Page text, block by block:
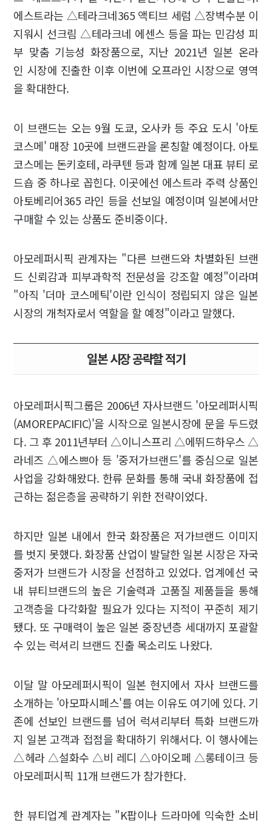
에스트라는 △테라크네365 액티브 세럼 △장벽수분 이
지워시 선크림 △테라크네 에센스 등을 파는 민감성 피
부 맞춤 기능성 화장품으로, 지난 2021년 일본 온라
인 시장에 진출한 이후 이번에 오프라인 시장으로 영역
을 확대한다.
이 브랜드는 오는 9월 도쿄, 오사카 등 주요 도시 '아토
코스메' 매장 10곳에 브랜드관을 론칭할 예정이다. 아토
코스메는 돈키호테, 라쿠텐 등과 함께 일본 대표 뷰티 로
드숍 중 하나로 꼽힌다. 이곳에선 에스트라 주력 상품인
아토베리어365 라인 등을 선보일 예정이며 일본에서만
구매할 수 있는 상품도 준비중이다.
아모레퍼시픽 관계자는 "다른 브랜드와 차별화된 브랜
드 신뢰감과 피부과학적 전문성을 강조할 예정"이라며
"아직 '더마 코스메틱'이란 인식이 정립되지 않은 일본
시장의 개척자로서 역할을 할 예정"이라고 말했다.
일본 시장 공략할 적기
아모레퍼시픽그룹은 2006년 자사브랜드 '아모레퍼시픽
(AMOREPACIFIC)'을 시작으로 일본시장에 문을 두드렸
다. 그 후 2011년부터 △이니스프리 △에뛰드하우스 △
라네즈 △에스쁘아 등 '중저가브랜드'를 중심으로 일본
사업을 강화해왔다. 한류 문화를 통해 국내 화장품에 접
근하는 젊은층을 공략하기 위한 전략이었다.
하지만 일본 내에서 한국 화장품은 저가브랜드 이미지
를 벗지 못했다. 화장품 산업이 발달한 일본 시장은 자국
중저가 브랜드가 시장을 선점하고 있었다. 업계에선 국
내 뷰티브랜드의 높은 기술력과 고품질 제품들을 통해
고객층을 다각화할 필요가 있다는 지적이 꾸준히 제기
됐다. 또 구매력이 높은 일본 중장년층 세대까지 포괄할
수 있는 럭셔리 브랜드 진출 목소리도 나왔다.
이달 말 아모레퍼시픽이 일본 현지에서 자사 브랜드를
소개하는 '아모파시페스'를 여는 이유도 여기에 있다. 기
존에 선보인 브랜드를 넘어 럭셔리부터 특화 브랜드까
지 일본 고객과 접점을 확대하기 위해서다. 이 행사에는
△헤라 △설화수 △비 레디 △아이오페 △롱테이크 등
아모레퍼시픽 11개 브랜드가 참가한다.
한 뷰티업계 관계자는 "K팝이나 드라마에 익숙한 소비